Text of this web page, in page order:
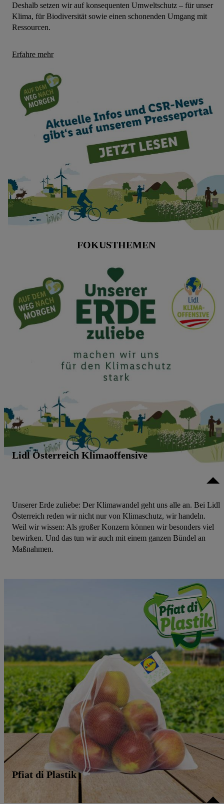
Deshalb setzen wir auf konsequenten Umweltschutz – für unser
Klima, für Biodiversität sowie einen schonenden Umgang mit
Ressourcen.
Erfahre mehr
FOKUSTHEMEN
Lidl Österreich Klimaoffensive
Unserer Erde zuliebe: Der Klimawandel geht uns alle an. Bei Lidl
Österreich reden wir nicht nur von Klimaschutz, wir handeln.
Weil wir wissen: Als großer Konzern können wir besonders viel
bewirken. Und das tun wir auch mit einem ganzen Bündel an
Maßnahmen.
Pfiat di Plastik